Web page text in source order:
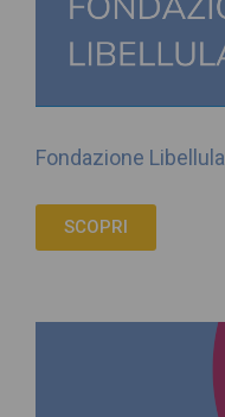
Fondazione Libellula
SCOPRI